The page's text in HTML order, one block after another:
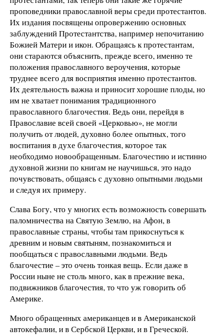
проповедники православной веры среди протестантов.
Их издания посвящены опровержению основных
заблуждений Протестантства, например непочитанию
Божией Матери и икон. Обращаясь к протестантам,
они стараются объяснить, прежде всего, именно те
положения православного вероучения, которые
труднее всего для восприятия именно протестантов.
Их деятельность важна и приносит хорошие плоды, но
им не хватает понимания традиционного
православного благочестия. Ведь они, перейдя в
Православие всей своей «Церковью», не могли
получить от людей, духовно более опытных, того
воспитания в духе благочестия, которое так
необходимо новообращенным. Благочестию и истинно
духовной жизни по книгам не научишься, это надо
почувствовать, общаясь с духовно опытными людьми
и следуя их примеру.
Слава Богу, что у многих есть возможность совершать
паломничества на Святую Землю, на Афон, в
православные страны, чтобы там прикоснуться к
древним и новым святыням, познакомиться и
пообщаться с православными людьми. Ведь
благочестие – это очень тонкая вещь. Если даже в
России ныне не столь много, как в прежние века,
подвижников благочестия, то что уж говорить об
Америке.
Много обращенных американцев и в Американской
автокефалии, и в Сербской Церкви, и в Греческой.